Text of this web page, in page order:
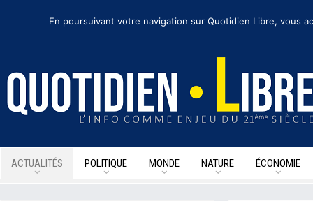
ACTUALITÉS POLITIQUE MONDE NATURE ÉCONOMIE
En poursuivant votre navigation sur Quotidien Libre, vous